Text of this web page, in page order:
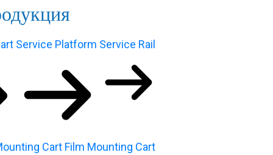
Service Platform Service Rail
Cart Film Mounting Cart